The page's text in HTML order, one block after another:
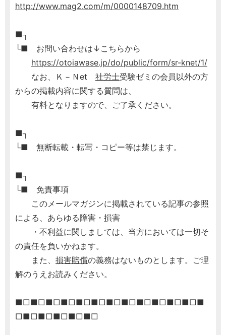
http://www.mag2.com/m/0000148709.htm
■┐
└■ お問い合わせは↓こちらから
https://otoiawase.jp/do/public/form/sr-knet/1/
なお、Ｋ－Ｎet 社労士受験ゼミの会員以外の方
からの掲載内容に関する質問は、
有料となりますので、ご了承ください。
■┐
└■ 無断転載・転写・コピー等は禁じます。
■┐
└■ 免責事項
このメールマガジンに掲載されている記事の参照
による、あらゆる障害・損害
・不利益に関しましては、当方においては一切そ
の責任を負いかねます。
また、 損害賠償の義務はないものとします。ご理
解のうえお読みください。
■□■□■□■□■□■□■□■□■□■□■□■□■
□■□■□■□■□■□